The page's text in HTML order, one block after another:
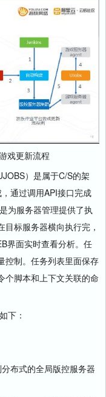
戏更新流程
）是属于C/S的架
通过调用API接口完成
为服务器管理提供了执
标服务器横向执行完，
界面实时查看分析。任
控制。任务列表里面保存
个脚本和上下文关联的命
下：
布式的全局版控服务器